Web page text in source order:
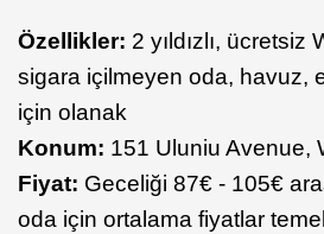
Özellikler: 2 yıldızlı, ücretsiz
sigara içilmeyen oda, havuz,
için olanak
Konum: 151 Uluniu Avenue,
Fiyat: Geceliği 87€ - 105€
oda için ortalama fiyatlar temel